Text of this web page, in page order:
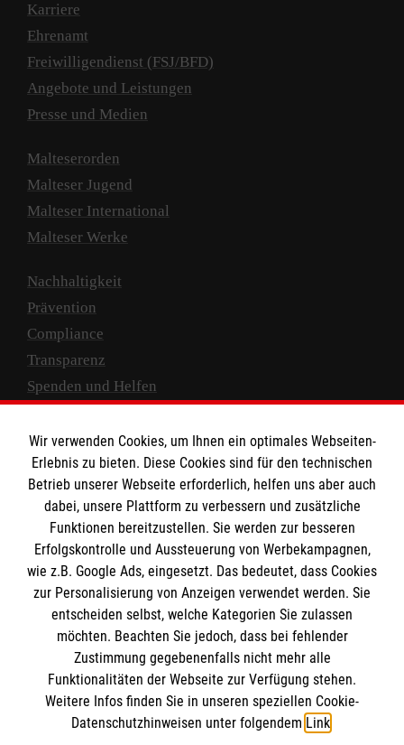
Karriere
Ehrenamt
Freiwilligendienst (FSJ/BFD)
Angebote und Leistungen
Presse und Medien
Malteserorden
Malteser Jugend
Malteser International
Malteser Werke
Nachhaltigkeit
Prävention
Compliance
Transparenz
Spenden und Helfen
Empfänger: Malteser Hilfsdienst e.V.
IBAN: DE10 3706 0120 1201 2000 12
BIC: GENODED 1PA7
Newsletter abonnieren
Wir verwenden Cookies, um Ihnen ein optimales Webseiten-
Erlebnis zu bieten. Diese Cookies sind für den technischen
Betrieb unserer Webseite erforderlich, helfen uns aber auch
dabei, unsere Plattform zu verbessern und zusätzliche
Funktionen bereitzustellen. Sie werden zur besseren
Erfolgskontrolle und Aussteuerung von Werbekampagnen,
wie z.B. Google Ads, eingesetzt. Das bedeutet, dass Cookies
zur Personalisierung von Anzeigen verwendet werden. Sie
entscheiden selbst, welche Kategorien Sie zulassen
möchten. Beachten Sie jedoch, dass bei fehlender
Zustimmung gegebenenfalls nicht mehr alle
Funktionalitäten der Webseite zur Verfügung stehen.
Weitere Infos finden Sie in unseren speziellen Cookie-
Datenschutzhinweisen unter folgendem Link.